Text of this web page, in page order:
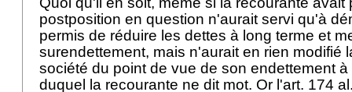
postposition en question n'aurait servi qu'à
permis de réduire les dettes à long terme et
surendettement, mais n'aurait en rien modifié
société du point de vue de son endettement
duquel la recourante ne dit mot. Or l'art. 174